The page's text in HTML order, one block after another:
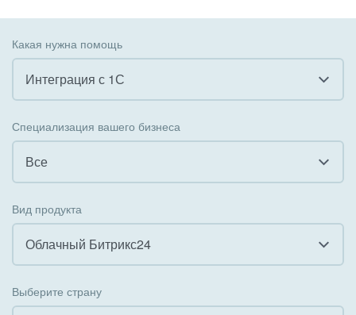
Какая нужна помощь
Интеграция с 1С
Внедрение КЭДО
Интеграция с 1С
Организация задач и проектов
Внедрение Бизнес-процессов
Специализация вашего бизнеса
Все
Государственные организации
Коммунальные услуги, ЖКХ
Вид продукта
Облачный Битрикс24
Выберите страну